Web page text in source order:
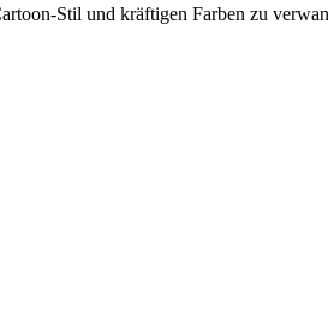
Stil und kräftigen Farben zu